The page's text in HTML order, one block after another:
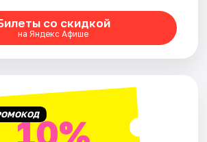
со скидкой
на Яндекс Афише
10%